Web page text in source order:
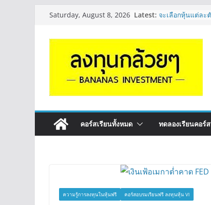
content
Saturday, August 8, 2026 Latest: จะเลือกหุ้นแต่ละ
ตัวไหนเหมาะถือ
EP.41
หุ้นซอสภูเขาทอง
หุ้นปันผลไหม? |
รีวิวงบกลุ่ม Bank
“ปันผล” | EP.175
คอร์สเรียนทั้งหมด ทดลองเรียนคอร์
ความรู้การลงทุนในหุ้นฟรี คอร์สอบรมเรียนฟรี ลงทุนหุ้น VI